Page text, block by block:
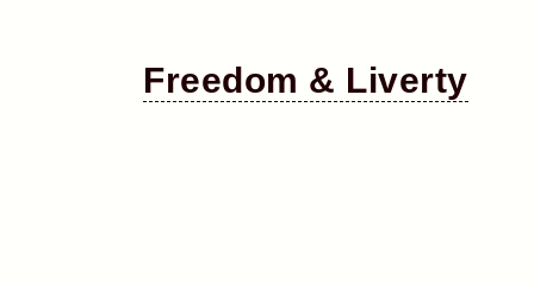
Freedom & Liverty